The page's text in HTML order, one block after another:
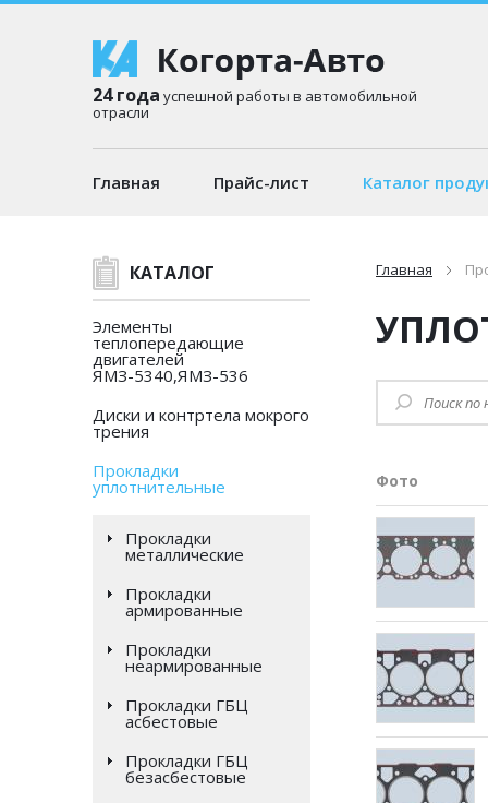
24 года успешной работы в автомобильной
отрасли
Главная Прайс-лист Каталог
КАТАЛОГ
Элементы
теплопередающие
двигателей
ЯМЗ-5340,ЯМЗ-536
Диски и контртела мокрого
трения
Прокладки
уплотнительные
Прокладки
металлические
Прокладки
армированные
Прокладки
неармированные
Прокладки ГБЦ
асбестовые
Прокладки ГБЦ
безасбестовые
Главная
Фото